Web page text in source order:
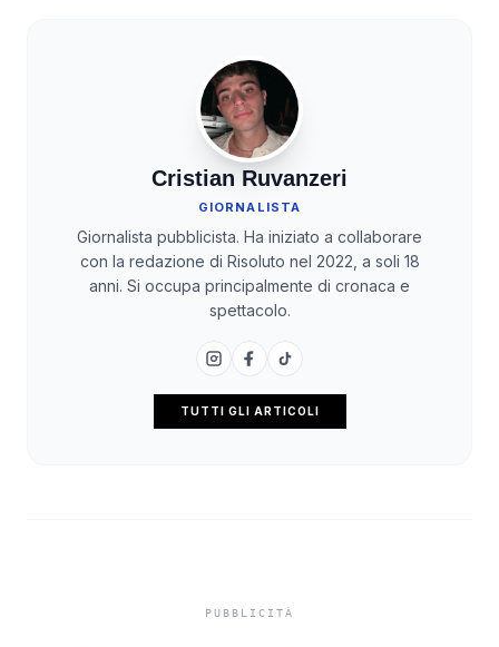
Cristian Ruvanzeri
GIORNALISTA
Giornalista pubblicista. Ha iniziato a collaborare
con la redazione di Risoluto nel 2022, a soli 18
anni. Si occupa principalmente di cronaca e
spettacolo.
TUTTI GLI ARTICOLI